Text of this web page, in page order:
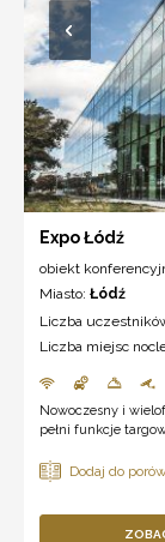
Expo Łódź
obiekt
Miasto: Łódź
Liczba
Liczba miejsc
Nowoczesny i
pełni funkcje